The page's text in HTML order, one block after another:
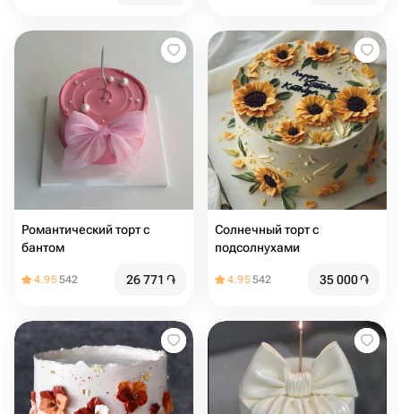
Романтический торт с
бантом
4.95542 26 771 ֏
Солнечный торт с
подсолнухами
4.95542 35 000֏